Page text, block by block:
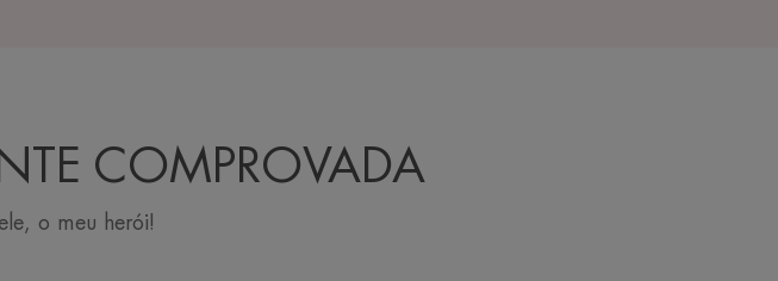
COMPROVADA
o meu herói!